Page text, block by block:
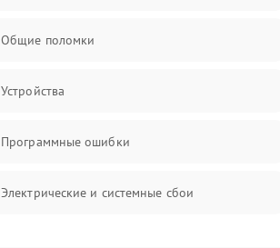
Общие поломки
Устройства
Программные ошибки
Электрические и системные сбои